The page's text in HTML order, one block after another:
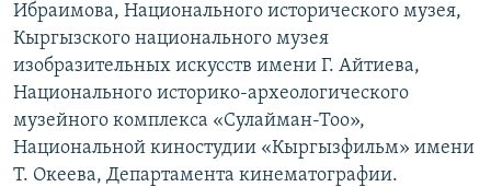
Ибраимова, Национального исторического музея,
Кыргызского национального музея
изобразительных искусств имени Г. Айтиева,
Национального историко­-археологического
музейного комплекса «Сулайман-Тоо»,
Национальной киностудии «Кыргызфильм» имени
Т. Океева, Департамента кинематографии.